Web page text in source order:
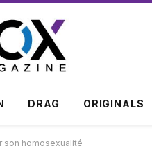
DRAG ORIGINALS
son homosexualité